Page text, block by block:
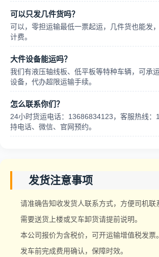
可以只发几件货吗？
可以，零担运输最低一票起运，几件货也能发
计费。
大件设备能运吗？
我们有液压轴线板、低平板等特种车辆，可承
设备，代办超限运输手续。
怎么联系你们？
24小时货运电话：13686834123，客服热线：
持电话、微信、官网预约。
发货注意事项
请准确告知收发货人联系方式，方便司机联
需要送货上楼或叉车卸货请提前说明。
本公司报价为含税价，可开运输增值税发票。
发车前完成费用确认，保障时效。